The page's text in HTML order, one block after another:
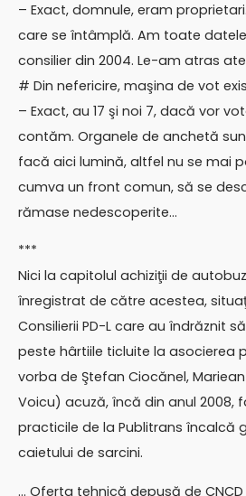
– Exact, domnule, eram
care se întâmplă. Am toate
consilier din 2004. Le-am atras
# Din nefericire, maşina de vot
– Exact, au 17 şi noi 7, dacă vor
contăm. Organele de anchetă
facă aici lumină, altfel nu se mai
cumva un front comun, să se
rămase nedescoperite…
***
Nici la capitolul achiziţii de
înregistrat de către acestea,
Consilierii PD-L care au îndrăznit
peste hârtiile ticluite la asocierea
vorba de Ştefan Ciocănel,
Voicu) acuză, încă din anul 2008,
practicile de la Publitrans încalcă
caietului de sarcini.
… Oferta tehnică depusă de